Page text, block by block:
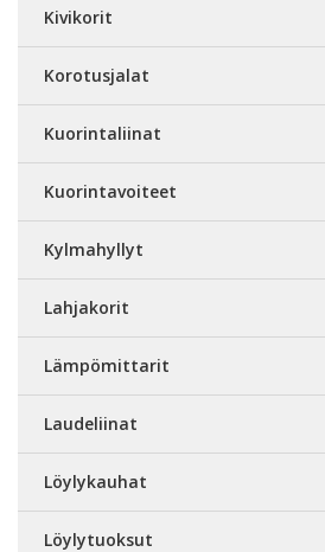
Kivikorit
Korotusjalat
Kuorintaliinat
Kuorintavoiteet
Kylmahyllyt
Lahjakorit
Lämpömittarit
Laudeliinat
Löylykauhat
Löylytuoksut